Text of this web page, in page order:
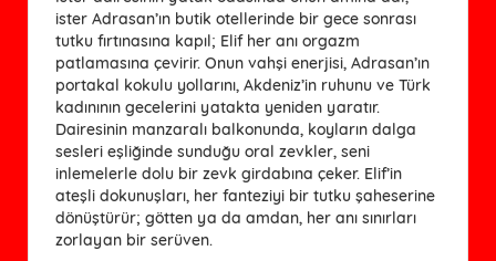
ister Adrasan’ın butik otellerinde bir gece sonrası
tutku fırtınasına kapıl; Elif her anı orgazm
patlamasına çevirir. Onun vahşi enerjisi, Adrasan’ın
portakal kokulu yollarını, Akdeniz’in ruhunu ve Türk
kadınının gecelerini yatakta yeniden yaratır.
Dairesinin manzaralı balkonunda, koyların dalga
sesleri eşliğinde sunduğu oral zevkler, seni
inlemelerle dolu bir zevk girdabına çeker. Elif’in
ateşli dokunuşları, her fanteziyi bir tutku şaheserine
dönüştürür; götten ya da amdan, her anı sınırları
zorlayan bir serüven.